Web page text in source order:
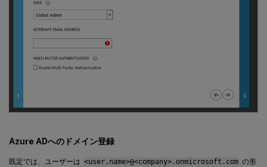
Azure ADへのドメイン登録
既定では、ユーザーは <user.name>@<company>.onmicrosoft.com の形